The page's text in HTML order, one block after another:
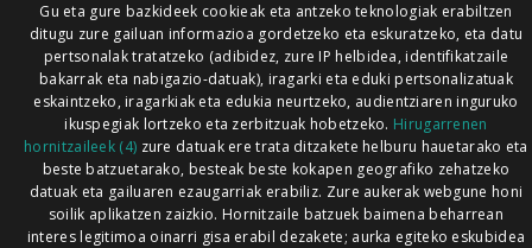
Gu eta gure bazkideek cookieak eta antzeko teknologiak erabiltzen
ditugu zure gailuan informazioa gordetzeko eta eskuratzeko, eta datu
pertsonalak tratatzeko (adibidez, zure IP helbidea, identifikatzaile
bakarrak eta nabigazio-datuak), iragarki eta eduki pertsonalizatuak
eskaintzeko, iragarkiak eta edukia neurtzeko, audientziaren inguruko
ikuspegiak lortzeko eta zerbitzuak hobetzeko. Hirugarrenen
hornitzaileek (4) zure datuak ere trata ditzakete helburu hauetarako eta
beste batzuetarako, besteak beste kokapen geografiko zehatzeko
datuak eta gailuaren ezaugarriak erabiliz. Zure aukerak webgune honi
soilik aplikatzen zaizkio. Hornitzaile batzuek baimena beharrean
interes legitimoa oinarri gisa erabil dezakete; aurka egiteko eskubidea